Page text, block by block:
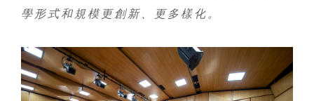
學形式和規模更創新、更多樣化。